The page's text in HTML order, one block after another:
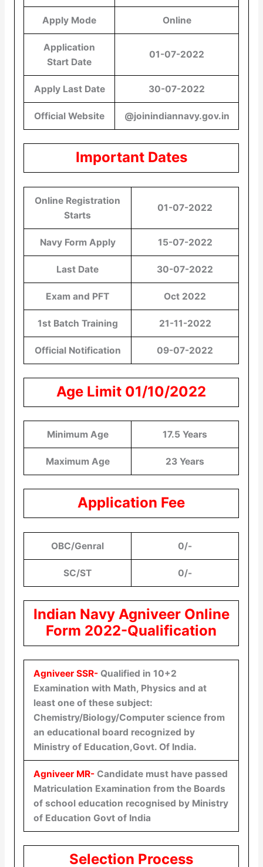
Apply Mode Online
Application
Start Date
01-07-2022
Apply Last Date 30-07-2022
Official Website @joinindiannavy.gov.in
Important Dates
Online Registration
Starts
01-07-2022
Navy Form Apply 15-07-2022
Last Date 30-07-2022
Exam and PFT Oct 2022
1st Batch Training 21-11-2022
Official Notification 09-07-2022
Age Limit 01/10/2022
Minimum Age 17.5 Years
Maximum Age 23 Years
Application Fee
OBC/Genral 0/-
SC/ST 0/-
Indian Navy Agniveer Online
Form 2022-Qualification
Agniveer SSR-Qualified in 10+2
Examination with Math, Physics and at
least one of these subject:
Chemistry/Biology/Computer science from
an educational board recognized by
Ministry of Education,Govt. Of India.
Agniveer MR-Candidate must have passed
Matriculation Examination from the Boards
of school education recognised by Ministry
of Education Govt of India
Selection Process